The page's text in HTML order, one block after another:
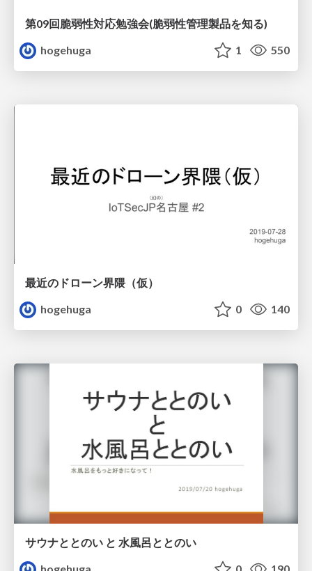
第09回脆弱性対応勉強会(脆弱性管理製品を知る)
hogehuga
1 550
最近のドローン界隈（仮）
hogehuga
0 140
サウナととのい と 水風呂ととのい
hogehuga
0 190